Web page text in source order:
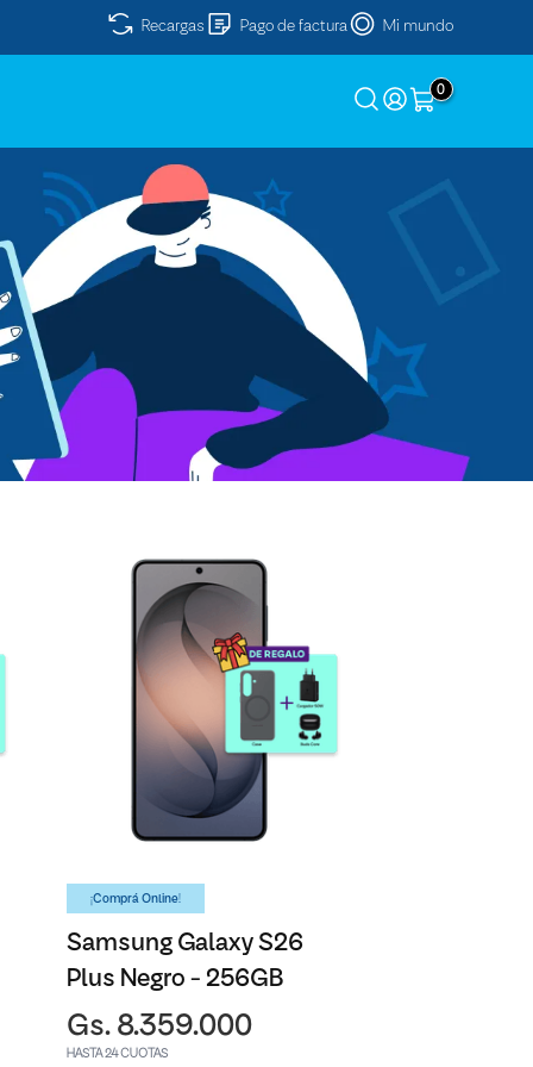
Recargas Pago de factura Mi mundo
0
¡Comprá Online!
Samsung Galaxy S26
Plus Negro - 256GB
Gs. 8.359.000
HASTA 24 CUOTAS